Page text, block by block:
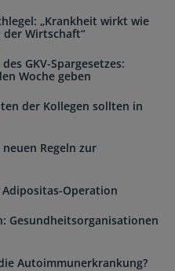
„Krankheit wirkt wie
der Wirtschaft“
GKV-Spargesetzes:
Woche geben
der Kollegen sollten in
Regeln zur
Operation
Gesundheitsorganisationen
Autoimmunerkrankung?